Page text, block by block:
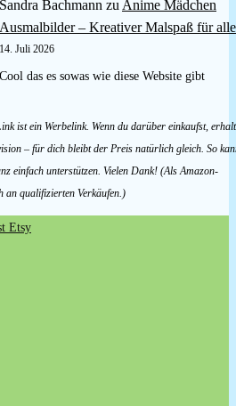
Sandra Bachmann zu Anime Mädchen
Ausmalbilder – Kreativer Malspaß für
14. Juli 2026
Cool das es sowas wie diese Website gibt
ist ein Werbelink. Wenn du darüber einkaufst,
– für dich bleibt der Preis natürlich gleich. So
einfach unterstützen. Vielen Dank! (Als Amazon-
an qualifizierten Verkäufen.)
Etsy